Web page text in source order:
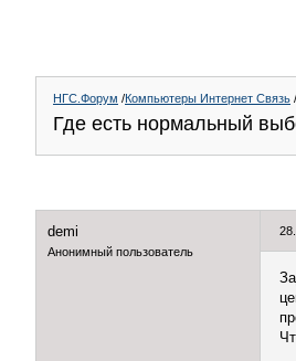
НГС.Форум /Компьютеры Интернет Связь /
Где есть нормальный
demi
Анонимный пользователь